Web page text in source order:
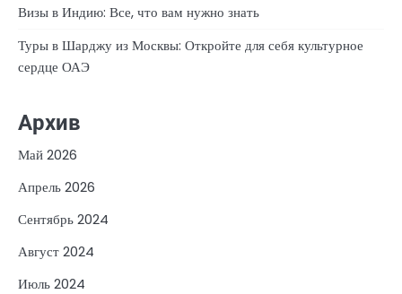
Визы в Индию: Все, что вам нужно знать
Туры в Шарджу из Москвы: Откройте для себя культурное
сердце ОАЭ
Архив
Май 2026
Апрель 2026
Сентябрь 2024
Август 2024
Июль 2024